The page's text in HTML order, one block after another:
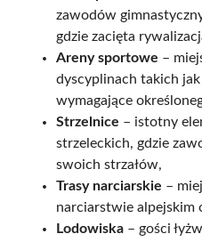
zawodów
gdzie zacięta
Areny sportowe –
dyscyplinach takich jak
wymagające
Strzelnice – istotny
strzeleckich, gdzie
swoich strzałów,
Trasy narciarskie –
narciarstwie alpejskim
Lodowiska – gości